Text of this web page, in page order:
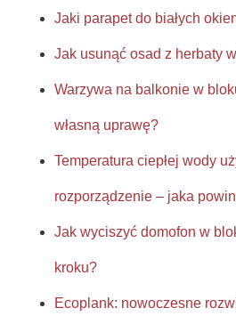
Jaki parapet do białych
Jak usunąć osad z herbaty
Warzywa na balkonie w
własną uprawę?
Temperatura ciepłej wody
rozporządzenie – jaka
Jak wyciszyć domofon w
kroku?
Ecoplank: nowoczesne